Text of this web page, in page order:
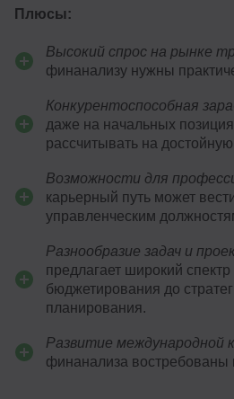
Плюсы:
Высокий спрос на рынке
финанализу нужны
Конкурентоспособная
даже на начальных
рассчитывать на достойную
Возможности для
карьерный путь может
управленческим
Разнообразие задач и
предлагает широкий спектр
бюджетирования до
планирования.
Развитие международной
финанализа востребованы